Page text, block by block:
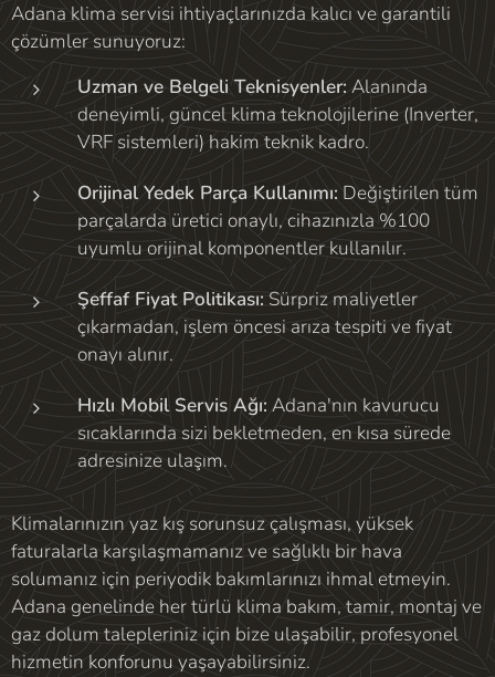
Adana klima servisi ihtiyaçlarınızda kalıcı ve garantili
çözümler sunuyoruz:
Uzman ve Belgeli Teknisyenler: Alanında
deneyimli, güncel klima teknolojilerine (Inverter,
VRF sistemleri) hakim teknik kadro.
Orijinal Yedek Parça Kullanımı:Değiştirilen tüm
parçalarda üretici onaylı, cihazınızla %100
uyumlu orijinal komponentler kullanılır.
Şeffaf Fiyat Politikası: Sürpriz maliyetler
çıkarmadan, işlem öncesi arıza tespiti ve fiyat
onayı alınır.
Hızlı Mobil Servis Ağı: Adana'nın kavurucu
sıcaklarında sizi bekletmeden, en kısa sürede
adresinize ulaşım.
Klimalarınızın yaz kış sorunsuz çalışması, yüksek
faturalarla karşılaşmamanız ve sağlıklı bir hava
solumanız için periyodik bakımlarınızı ihmal etmeyin.
Adana genelinde her türlü klima bakım, tamir, montaj ve
gaz dolum talepleriniz için bize ulaşabilir, profesyonel
hizmetin konforunu yaşayabilirsiniz.